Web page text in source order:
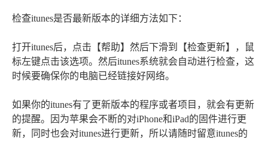
检查itunes是否最新版本的详细方法如下：
打开itunes后，点击【帮助】然后下滑到【检查更新】，鼠
标左键点击该选项。然后itunes系统就会自动进行检查，这
时候要确保你的电脑已经链接好网络。
如果你的itunes有了更新版本的程序或者项目，就会有更新
的提醒。因为苹果会不断的对iPhone和iPad的固件进行更
新，同时也会对itunes进行更新，所以请随时留意itunes的